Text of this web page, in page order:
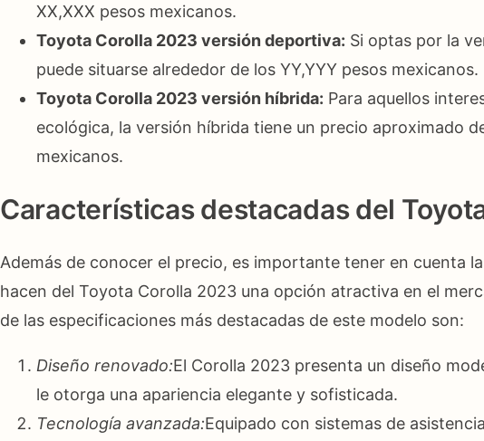
XX,XXX pesos mexicanos.
Toyota Corolla 2023 versión deportiva: Si optas por la
puede situarse alrededor de los YY,YYY pesos mexicanos.
Toyota Corolla 2023 versión híbrida: Para aquellos
ecológica, la versión híbrida tiene un precio aproximado
mexicanos.
Características destacadas del
Además de conocer el precio, es importante tener en cuenta
hacen del Toyota Corolla 2023 una opción atractiva en el
de las especificaciones más destacadas de este modelo son:
Diseño renovado:El Corolla 2023 presenta un diseño
le otorga una apariencia elegante y sofisticada.
Tecnología avanzada:Equipado con sistemas de